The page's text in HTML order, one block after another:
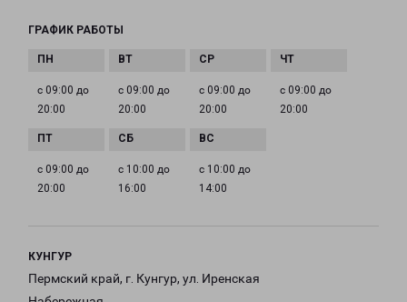
ГРАФИК РАБОТЫ
с 09:00 до
20:00
с 09:00 до
20:00
с 09:00 до
20:00
с 09:00 до
20:00
с 09:00 до
20:00
с 10:00 до
16:00
с 10:00 до
14:00
КУНГУР
Пермский край, г. Кунгур, ул. Иренская